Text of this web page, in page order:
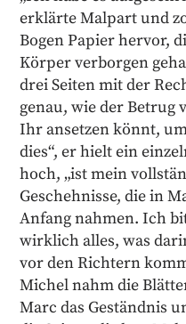
erklärte Malpart und
Bogen Papier hervor,
Körper verborgen
drei Seiten mit der
genau, wie der Betrug
Ihr ansetzen könnt,
dies“, er hielt ein
hoch, „ist mein
Geschehnisse, die in
Anfang nahmen. Ich
wirklich alles, was
vor den Richtern
Michel nahm die
Marc das Geständnis